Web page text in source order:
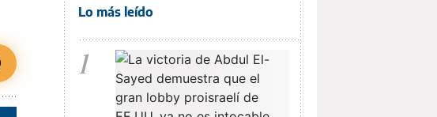
Lo más leído
1